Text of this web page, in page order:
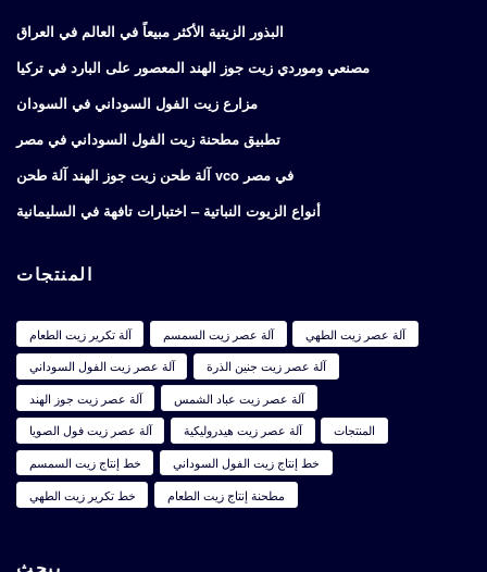
البذور الزيتية الأكثر مبيعاً في العالم في العراق
مصنعي وموردي زيت جوز الهند المعصور على البارد في تركيا
مزارع زيت الفول السوداني في السودان
تطبيق مطحنة زيت الفول السوداني في مصر
آلة طحن زيت جوز الهند آلة طحن vco في مصر
أنواع الزيوت النباتية – اختبارات تافهة في السليمانية
المنتجات
آلة تكرير زيت الطعام آلة عصر زيت السمسم
آلة عصر زيت الطهي
آلة عصر زيت الفول السوداني
آلة عصر زيت جنين الذرة
آلة عصر زيت جوز الهند
آلة عصر زيت عباد الشمس
آلة عصر زيت فول الصويا
آلة عصر زيت هيدروليكية
المنتجات
خط إنتاج زيت السمسم
خط إنتاج زيت الفول السوداني
خط تكرير زيت الطهي
مطحنة إنتاج زيت الطعام